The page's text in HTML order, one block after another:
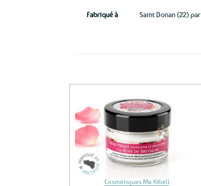
Fabriqué à Saint Donan (22) par
Cosmétiques Ma Kibell